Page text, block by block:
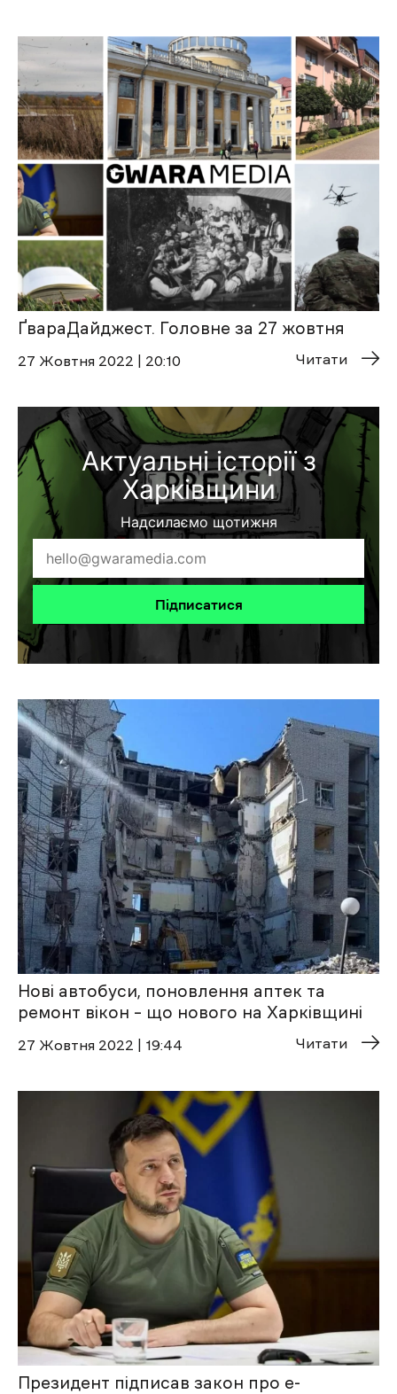
ҐвараДайджест. Головне за 27 жовтня
27 Жовтня 2022 | 20:10 Читати
Актуальні історії з
Харківщини
Надсилаємо щотижня
Підписатися
Нові автобуси, поновлення аптек та
ремонт вікон – що нового на Харківщині
27 Жовтня 2022 | 19:44 Читати
Президент підписав закон про е-